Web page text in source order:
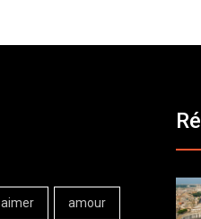
aimer amour